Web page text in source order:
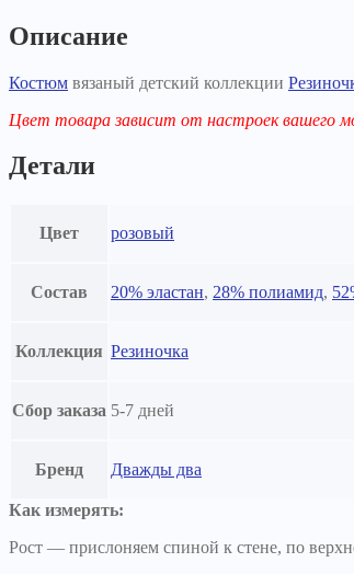
Описание
Костюм вязаный детский коллекции
Цвет товара зависит от настроек вашего
Детали
Цвет розовый
Состав 20% эластан, 28% полиамид,
Коллекция Резиночка
Сбор заказа 5-7 дней
Бренд Дважды два
Как измерять:
Рост — прислоняем спиной к стене, по